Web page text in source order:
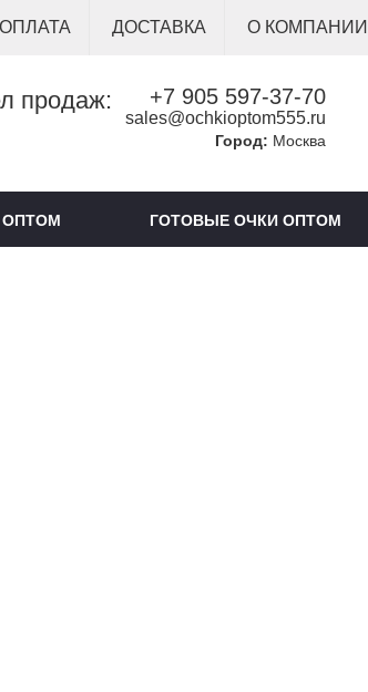
ОПЛАТА ДОСТАВКА О КОМПАНИИ
продаж: +7 905 597-37-70
sales@ochkioptom555.ru
Город: Москва
ГОТОВЫЕ ОЧКИ ОПТОМ